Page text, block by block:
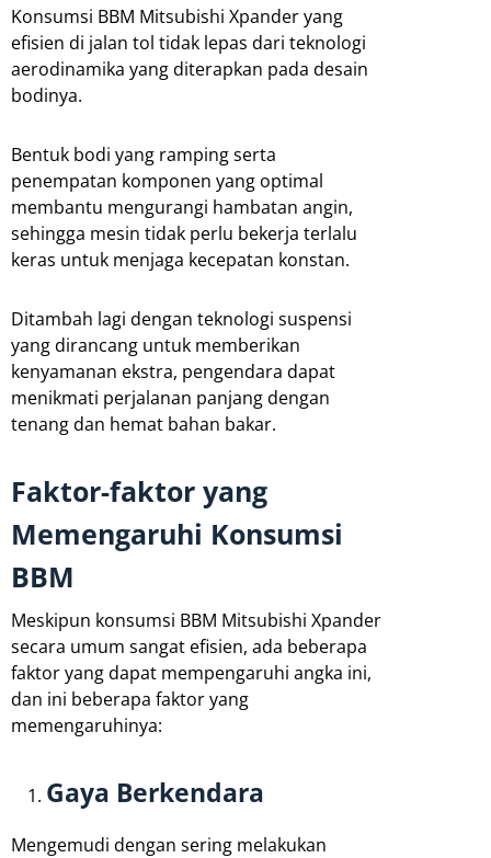
Konsumsi BBM Mitsubishi Xpander yang
efisien di jalan tol tidak lepas dari teknologi
aerodinamika yang diterapkan pada desain
bodinya.
Bentuk bodi yang ramping serta
penempatan komponen yang optimal
membantu mengurangi hambatan angin,
sehingga mesin tidak perlu bekerja terlalu
keras untuk menjaga kecepatan konstan.
Ditambah lagi dengan teknologi suspensi
yang dirancang untuk memberikan
kenyamanan ekstra, pengendara dapat
menikmati perjalanan panjang dengan
tenang dan hemat bahan bakar.
Faktor-faktor yang
Memengaruhi Konsumsi
BBM
Meskipun konsumsi BBM Mitsubishi Xpander
secara umum sangat efisien, ada beberapa
faktor yang dapat mempengaruhi angka ini,
dan ini beberapa faktor yang
memengaruhinya:
Gaya Berkendara
Mengemudi dengan sering melakukan